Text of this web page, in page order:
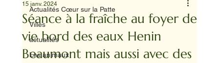
Actualités Cœur sur la Patte
Villes
actualités
Les animaux
Séance à la fraîche au foyer de
vie bord des eaux Henin
Beaumont mais aussi avec des
15 janv. 2024